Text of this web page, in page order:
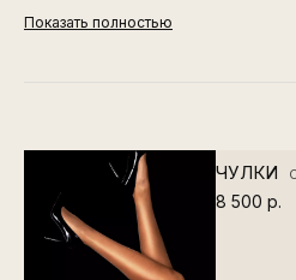
Показать полностью
ЧУЛКИ
8 500 р.